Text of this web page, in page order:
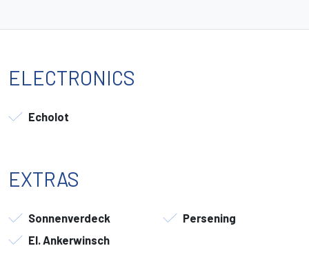
ELECTRONICS
Echolot
EXTRAS
Sonnenverdeck
Persening
El. Ankerwinsch